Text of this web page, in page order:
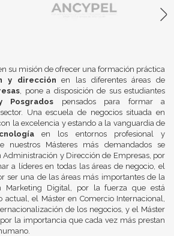
su misión de ofrecer una formación práctica
y dirección en las diferentes áreas de
, pone a disposición de sus estudiantes
Posgrados pensados para formar a
Una escuela de negocios situada en
la excelencia y estando a la vanguardia de
en los entornos profesional y
nuestros Másteres más demandados se
Administración y Dirección de Empresas, por
a líderes en todas las áreas de negocio, el
ser una de las áreas más importantes de la
Marketing Digital, por la fuerza que está
el Máster en Comercio Internacional,
de los negocios, y el Máster
la importancia que cada vez más prestan